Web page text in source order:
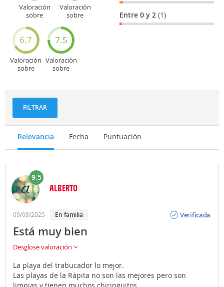
Valoración
sobre
Valoración
sobre
turísticos
6.7
Valoración
sobre
7.5
Valoración
sobre
Entre 0 y 2(1)
FILTRAR
Relevancia Fecha Puntuación
9.5
ALBERTO
09/08/2025 en familia
Verificada
Está muy bien
Desglose valoración
La playa del trabucador lo mejor.
Las playas de la Rápita no son las mejores pero son